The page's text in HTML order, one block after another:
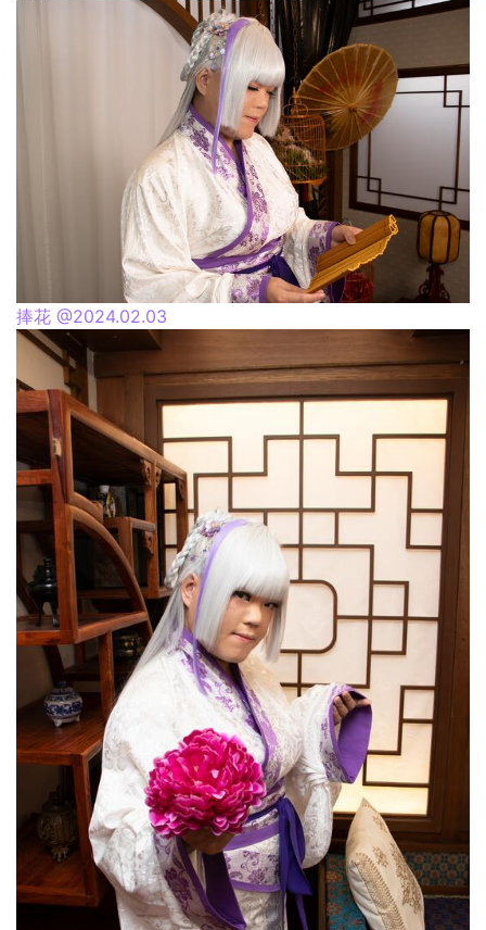
捧花 @2024.02.03